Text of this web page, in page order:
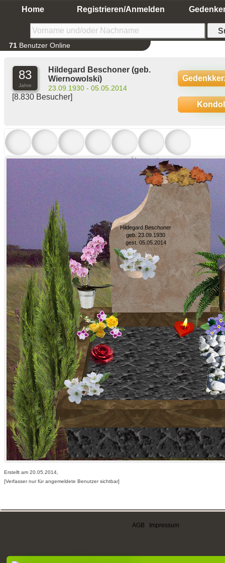
Home Registrieren/Anmelden
71 Benutzer Online
83
Jahre
Hildegard Beschoner (geb.
Wiernowolski)
23.09.1930 - 05.05.2014
[8.830 Besucher]
Ältere anzeigen
Hildegard Beschoner
geb. 23.09.1930
gest. 05.05.2014
Erstellt am 20.05.2014,
[Verfasser nur für angemeldete Benutzer sichtbar]
AGB Impressum